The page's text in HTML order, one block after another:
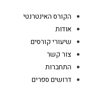
הקורס האינטרנטי
אודות
שיעורי קורסים
צור קשר
התחברות
דרושים ספרים